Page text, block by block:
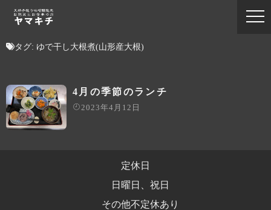
タグ: ゆで干し大根煮(山形産大根)
4月の季節のランチ
2023年4月12日
定休日
日曜日、祝日
その他不定休あり